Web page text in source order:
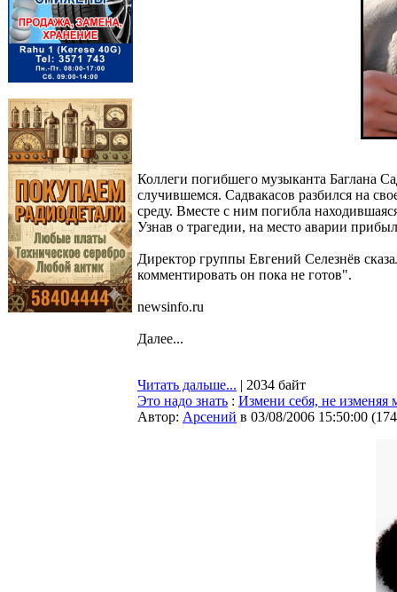
Коллеги погибшего музыканта Баглана
случившемся. Садвакасов разбился на
среду. Вместе с ним погибла
Узнав о трагедии, на место аварии
Директор группы Евгений Селезнёв
комментировать он пока не готов".
newsinfo.ru
Далее...
Читать дальше... | 2034 байт
Это надо знать : Измени себя, не изменяя
Автор: Арсений в 03/08/2006 15:50:00 (